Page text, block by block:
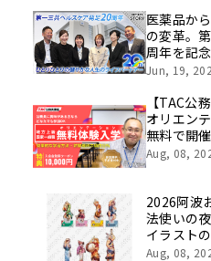
医薬品か
の変革。
周年を記
挑戦の舞
像を公開！
Jun, 19,
【TAC公
オリエン
無料で開
歩！
Aug, 08,
2026阿波
法使いの
イラスト
ufotableが
Aug, 08,